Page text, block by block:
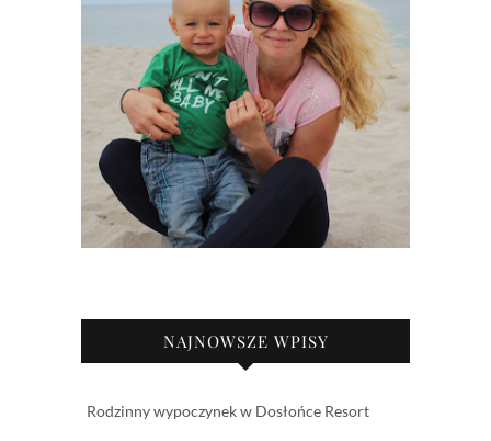
NAJNOWSZE WPISY
Rodzinny wypoczynek w Dosłońce Resort